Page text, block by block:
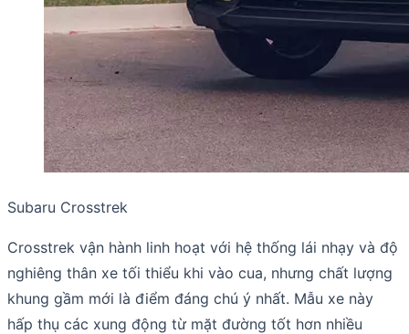
Subaru Crosstrek
Crosstrek vận hành linh hoạt với hệ thống lái nhạy và độ
nghiêng thân xe tối thiểu khi vào cua, nhưng chất lượng
khung gầm mới là điểm đáng chú ý nhất. Mẫu xe này
hấp thụ các xung động từ mặt đường tốt hơn nhiều